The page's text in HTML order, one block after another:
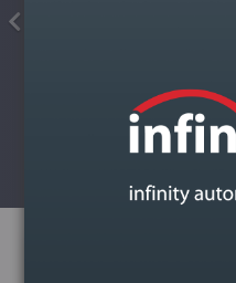
Visualizar